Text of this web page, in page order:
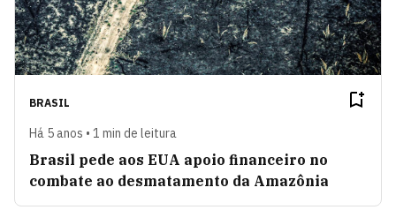
BRASIL
Há 5 anos • 1 min de leitura
Brasil pede aos EUA apoio financeiro no
combate ao desmatamento da Amazônia